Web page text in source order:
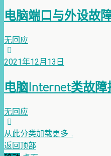
电脑端口与外设故
无回应
2021年12月13日
电脑Internet类故障
无回应
从此分类加载更多…
返回顶部